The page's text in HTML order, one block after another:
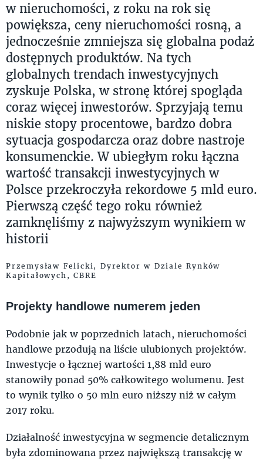
w nieruchomości, z roku na rok się
powiększa, ceny nieruchomości rosną, a
jednocześnie zmniejsza się globalna podaż
dostępnych produktów. Na tych
globalnych trendach inwestycyjnych
zyskuje Polska, w stronę której spogląda
coraz więcej inwestorów. Sprzyjają temu
niskie stopy procentowe, bardzo dobra
sytuacja gospodarcza oraz dobre nastroje
konsumenckie. W ubiegłym roku łączna
wartość transakcji inwestycyjnych w
Polsce przekroczyła rekordowe 5 mld euro.
Pierwszą część tego roku również
zamknęliśmy z najwyższym wynikiem w
historii
Przemysław Felicki, Dyrektor w Dziale Rynków
Kapitałowych, CBRE
Projekty handlowe numerem jeden
Podobnie jak w poprzednich latach, nieruchomości
handlowe przodują na liście ulubionych projektów.
Inwestycje o łącznej wartości 1,88 mld euro
stanowiły ponad 50% całkowitego wolumenu. Jest
to wynik tylko o 50 mln euro niższy niż w całym
2017 roku.
Działalność inwestycyjna w segmencie detalicznym
była zdominowana przez największą transakcję w